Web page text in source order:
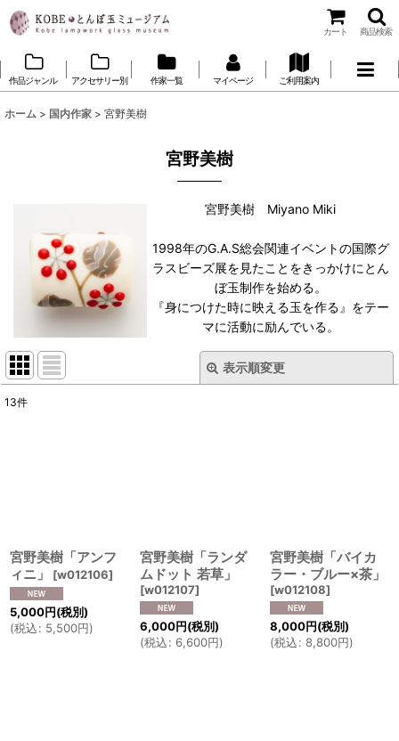
カート 商品検索
作品ジャンル アクセサリー別 作家一覧 マイページ ご利用案内
ホーム > 国内作家 > 宮野美樹
宮野美樹
宮野美樹 Miyano Miki
1998年のG.A.S総会関連イベントの国際グ
ラスビーズ展を見たことをきっかけにとん
ぼ玉制作を始める。
『身につけた時に映える玉を作る』をテー
マに活動に励んでいる。
表示順変更
13件
宮野美樹「アンフ
ィニ」
[w012106]
5,000円(税別)
(税込: 5,500円)
宮野美樹「ランダ
ムドット 若草」
[w012107]
6,000円(税別)
(税込: 6,600円)
宮野美樹「バイカ
ラー・ブルー×茶」
[w012108]
8,000円(税別)
(税込: 8,800円)